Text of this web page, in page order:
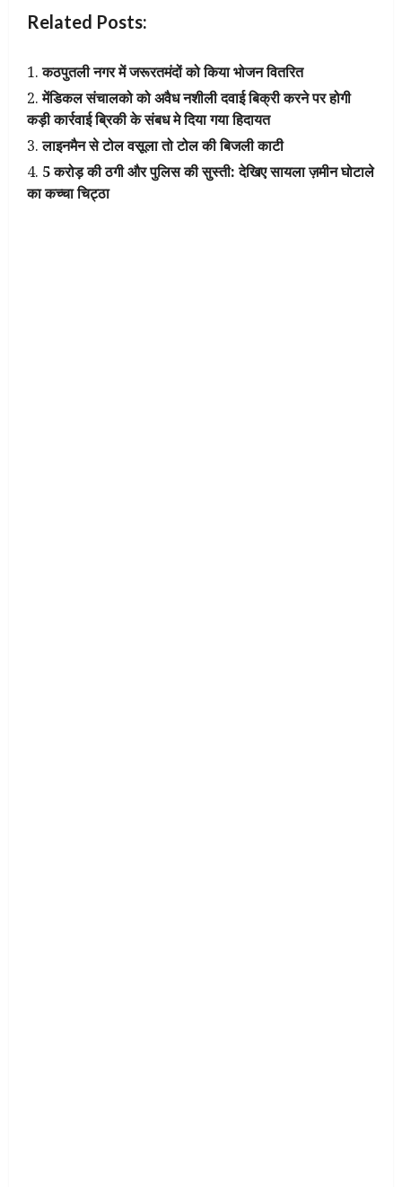
Related Posts:
कठपुतली नगर में जरूरतमंदों को किया भोजन वितरित
मेंडिकल संचालको को अवैध नशीली दवाई बिक्री करने पर होगी
कड़ी कार्रवाई ब्रिकी के संबध मे दिया गया हिदायत
लाइनमैन से टोल वसूला तो टोल की बिजली काटी
5 करोड़ की ठगी और पुलिस की सुस्ती: देखिए सायला ज़मीन घोटाले
का कच्चा चिट्ठा